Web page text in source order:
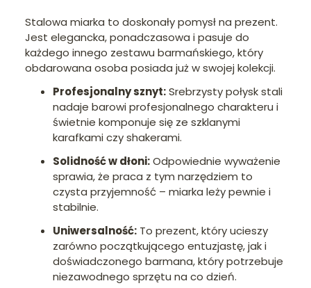
Stalowa miarka to doskonały pomysł na prezent.
Jest elegancka, ponadczasowa i pasuje do
każdego innego zestawu barmańskiego, który
obdarowana osoba posiada już w swojej kolekcji.
Profesjonalny sznyt:Srebrzysty połysk stali
nadaje barowi profesjonalnego charakteru i
świetnie komponuje się ze szklanymi
karafkami czy shakerami.
Solidność w dłoni:Odpowiednie wyważenie
sprawia, że praca z tym narzędziem to
czysta przyjemność – miarka leży pewnie i
stabilnie.
Uniwersalność: To prezent, który ucieszy
zarówno początkującego entuzjastę, jak i
doświadczonego barmana, który potrzebuje
niezawodnego sprzętu na co dzień.